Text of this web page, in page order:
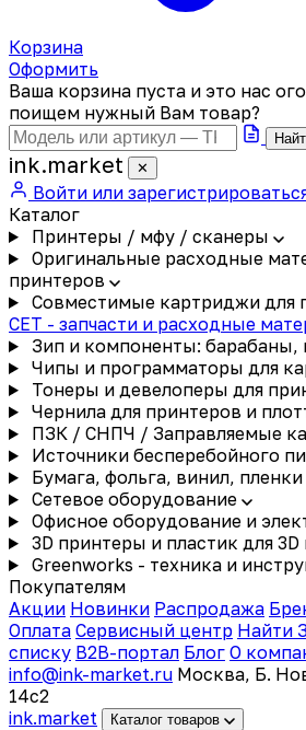
Корзина
Оформить
Ваша корзина пуста и это нас
поищем нужный Вам товар?
ink.market ✕
Войти или
Каталог
Принтеры / мфу / сканеры
Оригинальные расходные
принтеров
Совместимые картриджи для
CET - запчасти и расходные
Зип и компоненты: барабаны,
Чипы и программаторы для
Тонеры и девелоперы для
Чернила для принтеров и
ПЗК / СНПЧ / Заправляемые
Источники бесперебойного
Бумага, фольга, винил, пленки
Сетевое оборудование
Офисное оборудование и
3D принтеры и пластик для 3D
Greenworks - техника и
Покупателям
Акции Новинки Распродажа
Оплата Сервисный центр Найти
списку B2B-портал Блог О
info@ink-market.ru Москва, Б.
14с2
ink.market Каталог товаров